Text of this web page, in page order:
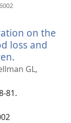
on the
loss and
nytt
GL,
81.